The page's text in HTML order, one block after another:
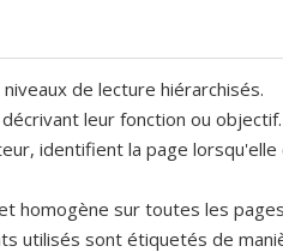
de lecture hiérarchisés.
leur fonction ou objectif.
identifient la page
homogène sur toutes les
utilisés sont étiquetés de